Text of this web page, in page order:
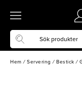
Hem / Servering / Bestick /